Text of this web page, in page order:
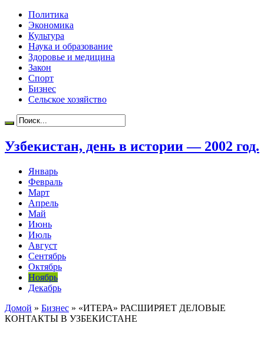
Политика
Экономика
Культура
Наука и образование
Здоровье и медицина
Закон
Спорт
Бизнес
Сельское хозяйство
Узбекистан, день в истории — 2002 год.
Январь
Февраль
Март
Апрель
Май
Июнь
Июль
Август
Сентябрь
Октябрь
Ноябрь
Декабрь
Домой » Бизнес » «ИТЕРА» РАСШИРЯЕТ ДЕЛОВЫЕ
КОНТАКТЫ В УЗБЕКИСТАНЕ